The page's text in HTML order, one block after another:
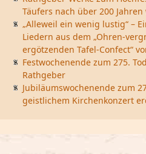
Täufers nach über 200
„Alleweil ein wenig lustig“ –
Liedern aus dem „Ohren-
ergötzenden Tafel-Confect“
Festwochenende zum 275.
Rathgeber
Jubiläumswochenende zum
geistlichem Kirchenkonzert